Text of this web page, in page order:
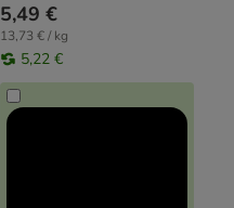
5,49 €
13,73 € / kg
5,22 €